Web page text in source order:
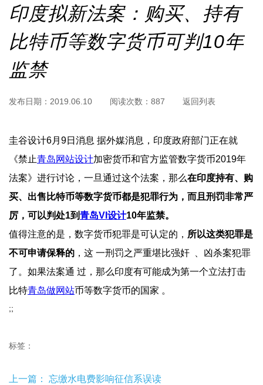
印度拟新法案：购买、持有
比特币等数字货币可判10年
监禁
发布日期： 2019.06.10 阅读次数： 887 返回列表
圭谷设计6月9日消 息 据外媒消息，印度政府部门正在就
《禁止青岛网站设计加密货币和官方监管数字货币2019年
法案》进行讨论，一旦通过这个法案，那么在印度持有、购
买、出售比特币等数字货币都是犯罪  行为，而且刑罚非常严
厉，可以判处1到青岛VI设计10年监禁。
值得注意的是，数字货币犯罪是可认定的， 所以这类犯罪是
不可申请保释的 ，这 一刑罚之严重堪比强奸  、凶杀案犯罪
了。如果法案通  过，那么印度有可能成为第一个立法打击
比特青岛做网站币等数字货币的国家 。
;;
标签：
上一篇： 忘缴水电费影响征信系误读